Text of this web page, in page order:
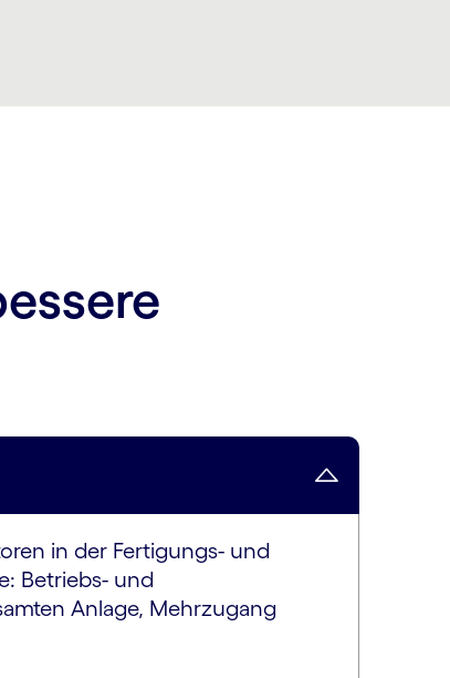
in der Fertigungs- und
Betriebs- und
Anlage, Mehrzugang